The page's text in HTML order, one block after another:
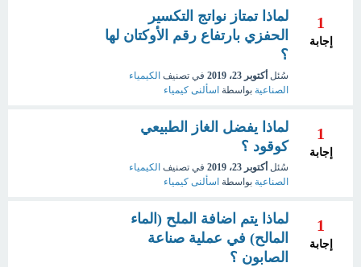
1
إجابة
لماذا تمتاز نواتج التكسير
الحفزي بارتفاع رقم الأوكتان لها
؟
سُئل أكتوبر 23، 2019 في تصنيف الكيمياء
الصناعية بواسطة اسألنى كيمياء
1
إجابة
لماذا يفضل الغاز الطبيعي
كوقود ؟
سُئل أكتوبر 23، 2019 في تصنيف الكيمياء
الصناعية بواسطة اسألنى كيمياء
1
إجابة
لماذا يتم اضافة الملح (الماء
المالح) في عملية صناعة
الصابون ؟